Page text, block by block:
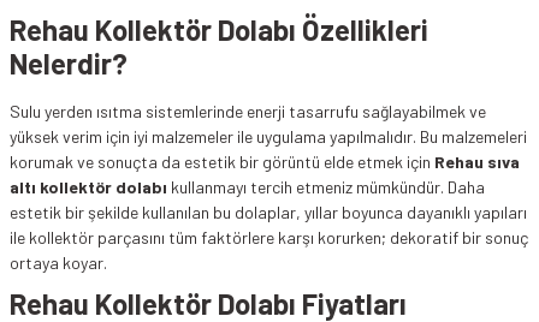
Rehau Kollektör Dolabı Özellikleri
Nelerdir?
Sulu yerden ısıtma sistemlerinde enerji tasarrufu sağlayabilmek ve
yüksek verim için iyi malzemeler ile uygulama yapılmalıdır. Bu malzemeleri
korumak ve sonuçta da estetik bir görüntü elde etmek için Rehau sıva
altı kollektör dolabı kullanmayı tercih etmeniz mümkündür. Daha
estetik bir şekilde kullanılan bu dolaplar, yıllar boyunca dayanıklı yapıları
ile kollektör parçasını tüm faktörlere karşı korurken; dekoratif bir sonuç
ortaya koyar.
Rehau Kollektör Dolabı Fiyatları